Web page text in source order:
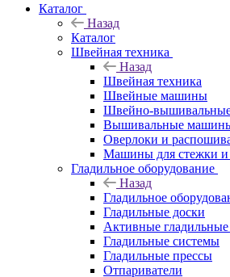
Каталог
Назад
Каталог
Швейная техника
Назад
Швейная техника
Швейные машины
Швейно-
Вышивальные
Оверлоки и
Машины для стежки и
Гладильное оборудование
Назад
Гладильное
Гладильные доски
Активные гладильные
Гладильные системы
Гладильные прессы
Отпариватели